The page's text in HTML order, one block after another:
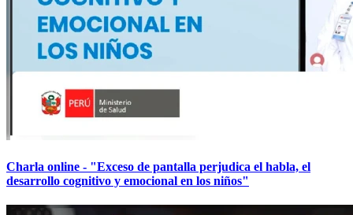
Charla online - "Exceso de pantalla perjudica el habla, el
desarrollo cognitivo y emocional en los niños"